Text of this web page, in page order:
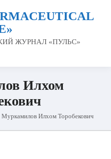
ЖУРНАЛ «ПУЛЬС»
Илхом
Муркамилов Илхом Торобекович